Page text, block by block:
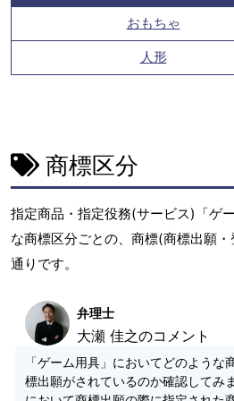
おもちゃ
人形
商標区分
指定商品・指定役務(サービス)「ゲ
な商標区分ごとの、商標(商標出願
通りです。
弁理士
大瀬 佳之のコメント
「ゲーム用具」においてどのような
標出願がされているのか確認してみ